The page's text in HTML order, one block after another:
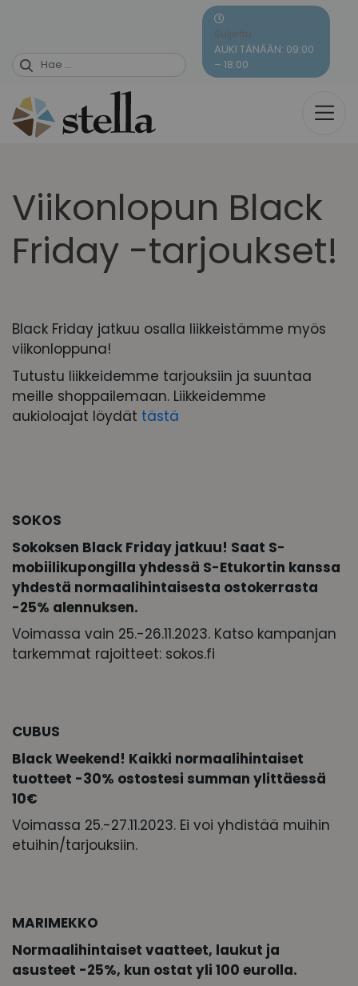
content
Suljettu
AUKI TÄNÄÄN: 09:00
– 18:00
Viikonlopun Black
Friday -tarjoukset!
Black Friday jatkuu osalla liikkeistämme myös
viikonloppuna!
Tutustu liikkeidemme tarjouksiin ja suuntaa
meille shoppailemaan. Liikkeidemme
aukioloajat löydät tästä
SOKOS
Sokoksen Black Friday jatkuu! Saat S-
mobiilikupongilla yhdessä S-Etukortin kanssa
yhdestä normaalihintaisesta ostokerrasta
-25% alennuksen.
Voimassa vain 25.-26.11.2023. Katso kampanjan
tarkemmat rajoitteet: sokos.fi
CUBUS
Black Weekend! Kaikki normaalihintaiset
tuotteet -30% ostostesi summan ylittäessä
10€
Voimassa 25.-27.11.2023. Ei voi yhdistää muihin
etuihin/tarjouksiin.
MARIMEKKO
Normaalihintaiset vaatteet, laukut ja
asusteet -25%, kun ostat yli 100 eurolla.